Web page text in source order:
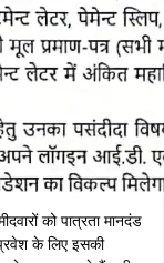
को पात्रता मानदंड
के लिए इसकी